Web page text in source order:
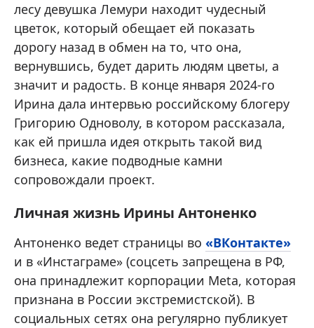
лесу девушка Лемури находит чудесный
цветок, который обещает ей показать
дорогу назад в обмен на то, что она,
вернувшись, будет дарить людям цветы, а
значит и радость. В конце января 2024-го
Ирина дала интервью российскому блогеру
Григорию Одноволу, в котором рассказала,
как ей пришла идея открыть такой вид
бизнеса, какие подводные камни
сопровождали проект.
Личная жизнь Ирины Антоненко
Антоненко ведет страницы во «ВКонтакте»
и в «Инстаграме» (соцсеть запрещена в РФ,
она принадлежит корпорации Meta, которая
признана в России экстремистской). В
социальных сетях она регулярно публикует